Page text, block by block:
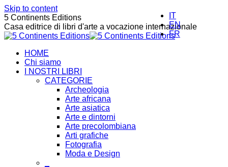
Skip to content
IT
EN
FR
5 Continents Editions
Casa editrice di libri d'arte a vocazione internazionale
HOME
Chi siamo
I NOSTRI LIBRI
CATEGORIE
Archeologia
Arte africana
Arte asiatica
Arte e dintorni
Arte precolombiana
Arti grafiche
Fotografia
Moda e Design